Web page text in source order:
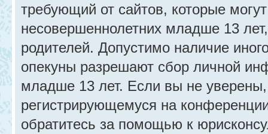
требующий от сайтов, которые
несовершеннолетних младше 13
родителей. Допустимо наличие
опекуны разрешают сбор личной
младше 13 лет. Если вы не
регистрирующемуся на
обратитесь за помощью к